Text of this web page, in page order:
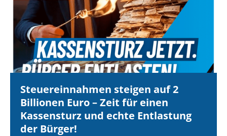
Steuereinnahmen steigen auf 2
Billionen Euro – Zeit für einen
Kassensturz und echte Entlastung
der Bürger!